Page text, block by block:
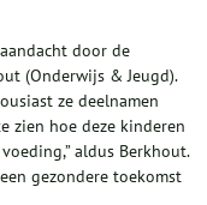
door de
(Onderwijs & Jeugd).
ze deelnamen
zien hoe deze kinderen
aldus Berkhout.
gezondere toekomst